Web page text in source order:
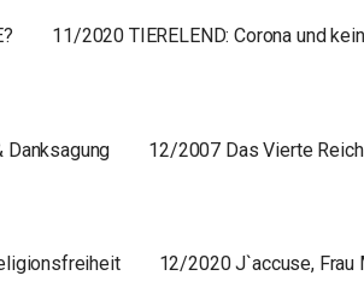
11/2020 TIERELEND: Corona und
Danksagung 12/2007 Das Vierte
12/2020 J`accuse, Frau